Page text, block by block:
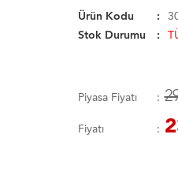
Ürün Kodu
Stok Durumu
Piyasa Fiyatı
Fiyatı